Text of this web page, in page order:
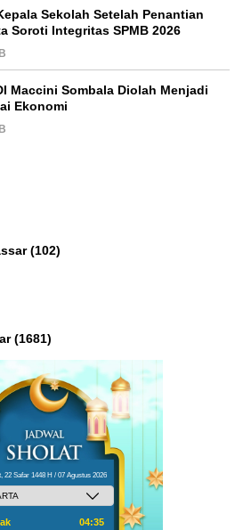
Sekolah Setelah Penantian
Soroti Integritas SPMB 2026
Maccini Sombala Diolah Menjadi
Ekonomi
(102)
(1681)
22 Safar 1448 H / 07 Agustus 2026
04:35